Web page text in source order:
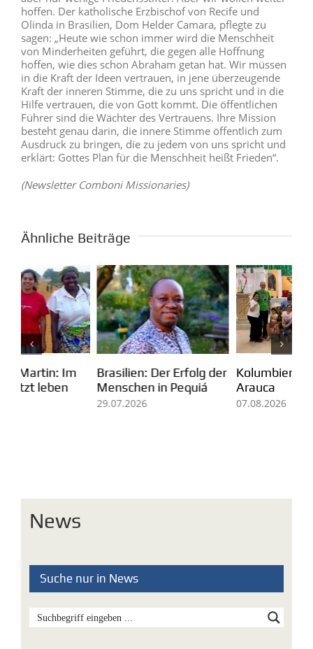
hoffen. Der katholische Erzbischof von Recife und
Olinda in Brasilien, Dom Helder Camara, pflegte zu
sagen: „Heute wie schon immer wird die Menschheit
von Minderheiten geführt, die gegen alle Hoffnung
hoffen, wie dies schon Abraham getan hat. Wir müssen
in die Kraft der Ideen vertrauen, in jene überzeugende
Kraft der inneren Stimme, die zu uns spricht und in die
Hilfe vertrauen, die von Gott kommt. Die öffentlichen
Führer sind die Wächter des Vertrauens. Ihre Mission
besteht genau darin, die innere Stimme öffentlich zum
Ausdruck zu bringen, die zu jedem von uns spricht und
erklärt: Gottes Plan für die Menschheit heißt Frieden“.
(Newsletter Comboni Missionaries)
Ähnliche Beiträge
Brasilien: Der Erfolg der
Menschen in Pequiá
Kolumbien: Mission in
Arauca
News
Suche nur in News